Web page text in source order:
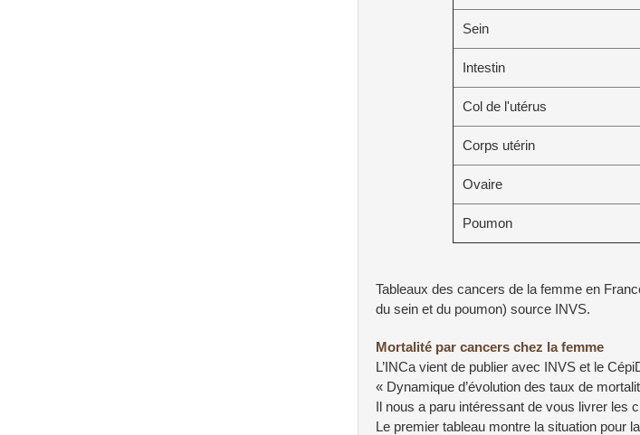
Sein
Intestin
Col de l'utérus
Corps utérin
Ovaire
Poumon
Tableaux des cancers de la femme en
du sein et du poumon) source INVS.
Mortalité par cancers chez la femme
L’INCa vient de publier avec INVS et le
« Dynamique d’évolution des taux de
Il nous a paru intéressant de vous livrer les
Le premier tableau montre la situation pour